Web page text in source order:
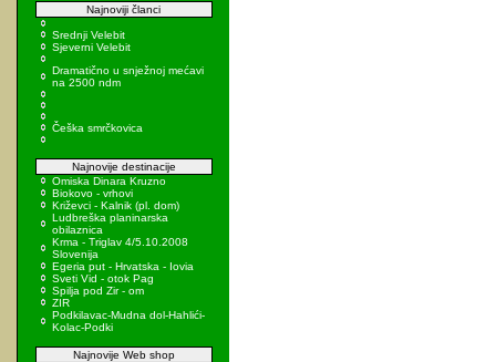
Najnoviji članci
Srednji Velebit
Sjeverni Velebit
Dramatično u snježnoj mećavi
na 2500 ndm
Češka smrčkovica
Najnovije destinacije
Omiska Dinara Kruzno
Biokovo - vrhovi
Križevci - Kalnik (pl. dom)
Ludbreška planinarska
obilaznica
Krma - Triglav 4/5.10.2008
Slovenija
Egeria put - Hrvatska - Iovia
Sveti Vid - otok Pag
Spilja pod Zir - om
ZIR
Podkilavac-Mudna dol-Hahlići-
Kolac-Podki
Najnovije Web shop